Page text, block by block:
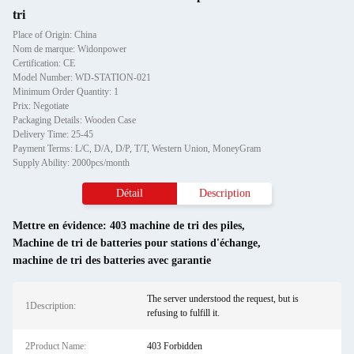
tri
Place of Origin: China
Nom de marque: Widonpower
Certification: CE
Model Number: WD-STATION-021
Minimum Order Quantity: 1
Prix: Negotiate
Packaging Details: Wooden Case
Delivery Time: 25-45
Payment Terms: L/C, D/A, D/P, T/T, Western Union, MoneyGram
Supply Ability: 2000pcs/month
Détail Description
Mettre en évidence: 403 machine de tri des piles,
Machine de tri de batteries pour stations d'échange,
machine de tri des batteries avec garantie
1Description:
The server understood the request, but is
refusing to fulfill it.
2Product Name: 403 Forbidden